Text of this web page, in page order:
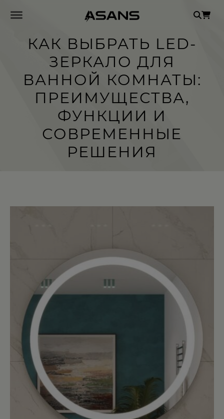
КАК ВЫБРАТЬ LED-
ЗЕРКАЛО ДЛЯ
ВАННОЙ КОМНАТЫ:
ПРЕИМУЩЕСТВА,
ФУНКЦИИ И
СОВРЕМЕННЫЕ
РЕШЕНИЯ